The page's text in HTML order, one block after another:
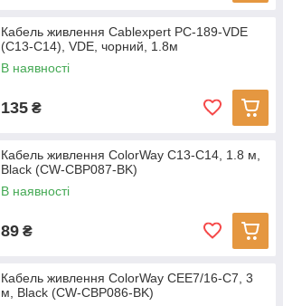
Кабель живлення Cablexpert PC-189-VDE
(С13-С14), VDE, чорний, 1.8м
В наявності
135 ₴
Кабель живлення ColorWay C13-C14, 1.8 м,
Black (CW-CBP087-BK)
В наявності
89 ₴
Кабель живлення ColorWay CEE7/16-C7, 3
м, Black (CW-CBP086-BK)